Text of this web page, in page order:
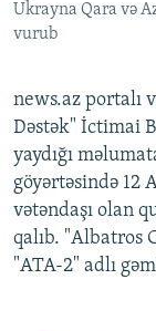
Ukrayna Qara və
vurub
news.az portalı
Dəstək" İctimai
yaydığı
göyərtəsində 12
vətəndaşı olan
qalıb. "Albatros
"ATA-2" adlı